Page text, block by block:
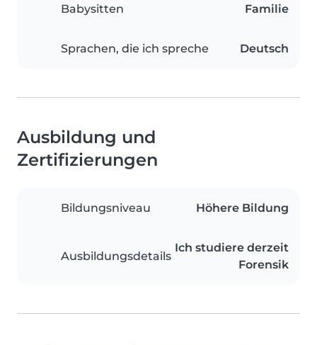
Babysitten
Familie
Sprachen, die ich spreche Deutsch
Ausbildung und
Zertifizierungen
Bildungsniveau Höhere Bildung
Ausbildungsdetails
Ich studiere derzeit
Forensik